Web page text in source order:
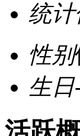
统
性别
生日